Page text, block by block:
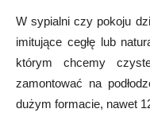
W sypialni czy pokoju
imitujące cegłę lub
którym chcemy
zamontować na
dużym formacie, nawet